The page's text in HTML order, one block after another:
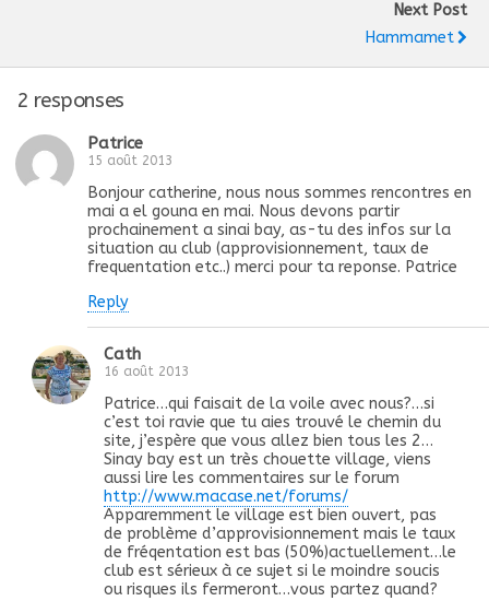
Next Post
Hammamet
2 responses
Patrice
15 août 2013
Bonjour catherine, nous nous sommes rencontres en
mai a el gouna en mai. Nous devons partir
prochainement a sinai bay, as-tu des infos sur la
situation au club (approvisionnement, taux de
frequentation etc..) merci pour ta reponse. Patrice
Reply
Cath
16 août 2013
Patrice…qui faisait de la voile avec nous?…si
c’est toi ravie que tu aies trouvé le chemin du
site, j’espère que vous allez bien tous les 2…
Sinay bay est un très chouette village, viens
aussi lire les commentaires sur le forum
http://www.macase.net/forums/
Apparemment le village est bien ouvert, pas
de problème d’approvisionnement mais le taux
de fréqentation est bas (50%)actuellement…le
club est sérieux à ce sujet si le moindre soucis
ou risques ils fermeront…vous partez quand?